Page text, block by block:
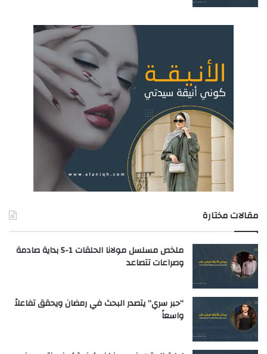
مقالات مختارة
ملخص مسلسل مولانا الحلقات 1-5 بداية صادمة
وصراعات تتصاعد
“حبر سري” يتصدر البحث في رمضان ويحقق تفاعلاً
واسعاً